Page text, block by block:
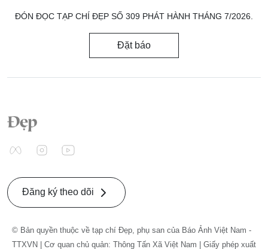
ĐÓN ĐỌC TẠP CHÍ ĐẸP SỐ 309 PHÁT HÀNH THÁNG 7/2026.
Đặt báo
Đăng ký theo dõi
© Bản quyền thuộc về tạp chí Đẹp, phụ san của Báo Ảnh Việt Nam -
TTXVN | Cơ quan chủ quản: Thông Tấn Xã Việt Nam | Giấy phép xuất